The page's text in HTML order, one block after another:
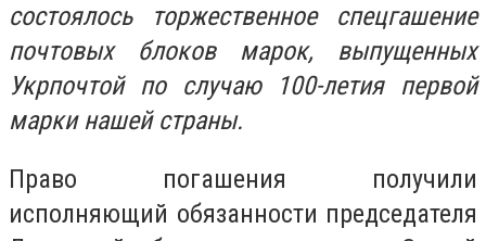
состоялось торжественное спецгашение
почтовых блоков марок, выпущенных
Укрпочтой по случаю 100-летия первой
марки нашей страны.
Право погашения получили
исполняющий обязанности председателя